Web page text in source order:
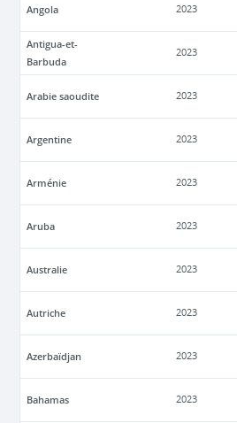
Angola 2023
Antigua-et-
Barbuda
2023
Arabie saoudite 2023
Argentine 2023
Arménie 2023
Aruba 2023
Australie 2023
Autriche 2023
Azerbaïdjan 2023
Bahamas 2023